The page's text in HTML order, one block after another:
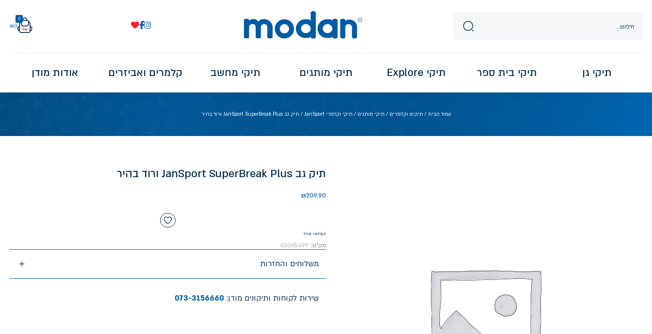
0
₪0
תיקי גן תיקי בית ספר תיקי Explore תיקי מותגים תיקי מחשב קלמרים ואביזרים אודות מודן
עמוד הבית / תיקים וקלמרים / תיקי מותגים / תיקי וקלמרי JanSport / תיק גב JanSport SuperBreak Plus ורוד בהיר
תיק גב JanSport SuperBreak Plus ורוד בהיר
₪209.90
המלאי אזל
מק"ט: 63065499
משלוחים והחזרות
שירות לקוחות ותיקונים מודן: 073-3156660